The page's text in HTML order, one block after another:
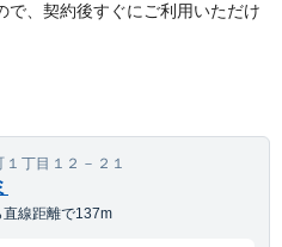
で、契約後すぐにご利用いただけ
丁目１２－２１
線距離で137m